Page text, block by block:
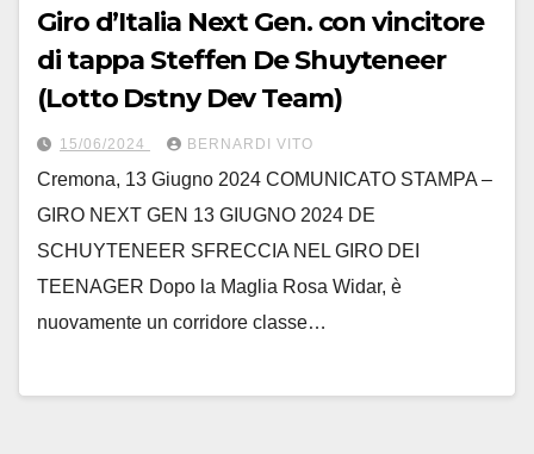
Giro d’Italia Next Gen. con vincitore
di tappa Steffen De Shuyteneer
(Lotto Dstny Dev Team)
15/06/2024 BERNARDI VITO
Cremona, 13 Giugno 2024 COMUNICATO STAMPA –
GIRO NEXT GEN 13 GIUGNO 2024 DE
SCHUYTENEER SFRECCIA NEL GIRO DEI
TEENAGER Dopo la Maglia Rosa Widar, è
nuovamente un corridore classe…